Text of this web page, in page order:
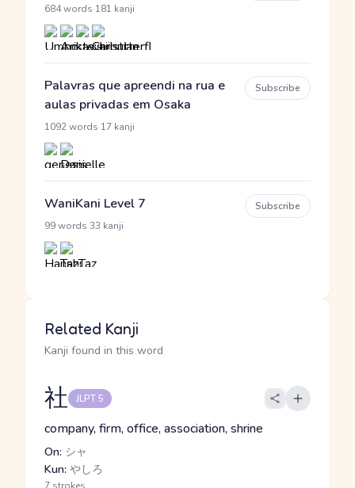
684 words 181 kanji
Palavras que apreendi na rua e
aulas privadas em Osaka
1092 words 17 kanji
Subscribe
WaniKani Level 7
99 words 33 kanji
Subscribe
Related Kanji
Kanji found in this word
社 JLPT 5
company, firm, office, association, shrine
On: シャ
Kun: やしろ